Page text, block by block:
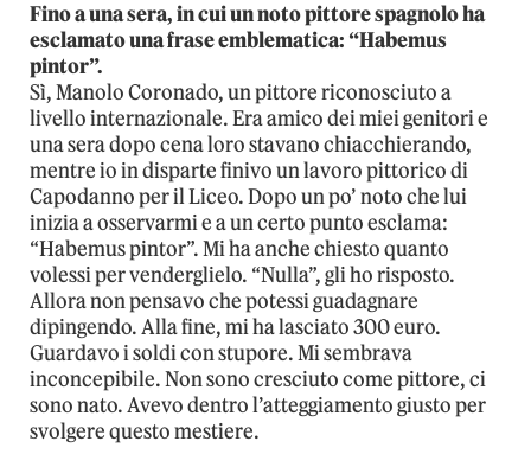
Fino a una sera, in cui un noto pittore spagnolo ha
esclamato una frase emblematica: “Habemus
pintor”.
Sì, Manolo Coronado, un pittore riconosciuto a
livello internazionale. Era amico dei miei genitori e
una sera dopo cena loro stavano chiacchierando,
mentre io in disparte finivo un lavoro pittorico di
Capodanno per il Liceo. Dopo un po’ noto che lui
inizia a osservarmi e a un certo punto esclama:
“Habemus pintor”. Mi ha anche chiesto quanto
volessi per venderglielo. “Nulla”, gli ho risposto.
Allora non pensavo che potessi guadagnare
dipingendo. Alla fine, mi ha lasciato 300 euro.
Guardavo i soldi con stupore. Mi sembrava
inconcepibile. Non sono cresciuto come pittore, ci
sono nato. Avevo dentro l’atteggiamento giusto per
svolgere questo mestiere.